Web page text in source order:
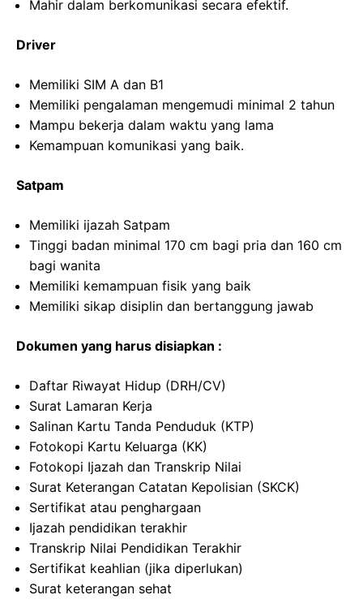
Mahir dalam berkomunikasi secara efektif.
Driver
Memiliki SIM A dan B1
Memiliki pengalaman mengemudi minimal 2 tahun
Mampu bekerja dalam waktu yang lama
Kemampuan komunikasi yang baik.
Satpam
Memiliki ijazah Satpam
Tinggi badan minimal 170 cm bagi pria dan 160 cm
bagi wanita
Memiliki kemampuan fisik yang baik
Memiliki sikap disiplin dan bertanggung jawab
Dokumen yang harus disiapkan :
Daftar Riwayat Hidup (DRH/CV)
Surat Lamaran Kerja
Salinan Kartu Tanda Penduduk (KTP)
Fotokopi Kartu Keluarga (KK)
Fotokopi Ijazah dan Transkrip Nilai
Surat Keterangan Catatan Kepolisian (SKCK)
Sertifikat atau penghargaan
Ijazah pendidikan terakhir
Transkrip Nilai Pendidikan Terakhir
Sertifikat keahlian (jika diperlukan)
Surat keterangan sehat